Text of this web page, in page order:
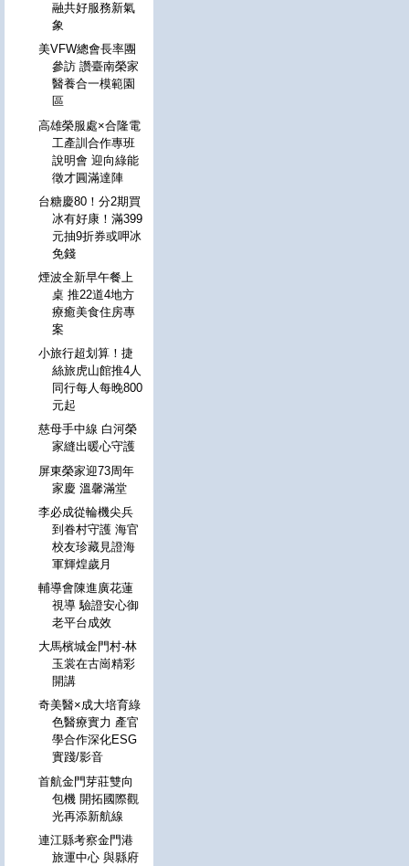
融共好服務新氣
象
美VFW總會長率團
參訪 讚臺南榮家
醫養合一模範園
區
高雄榮服處×合隆電
工產訓合作專班
說明會 迎向綠能
徵才圓滿達陣
台糖慶80！分2期買
冰有好康！滿399
元抽9折券或呷冰
免錢
煙波全新早午餐上
桌 推22道4地方
療癒美食住房專
案
小旅行超划算！捷
絲旅虎山館推4人
同行每人每晚800
元起
慈母手中線 白河榮
家縫出暖心守護
屏東榮家迎73周年
家慶 溫馨滿堂
李必成從輪機尖兵
到眷村守護 海官
校友珍藏見證海
軍輝煌歲月
輔導會陳進廣花蓮
視導 驗證安心御
老平台成效
大馬檳城金門村-林
玉裳在古崗精彩
開講
奇美醫×成大培育綠
色醫療實力 產官
學合作深化ESG
實踐/影音
首航金門芽莊雙向
包機 開拓國際觀
光再添新航線
連江縣考察金門港
旅運中心 與縣府